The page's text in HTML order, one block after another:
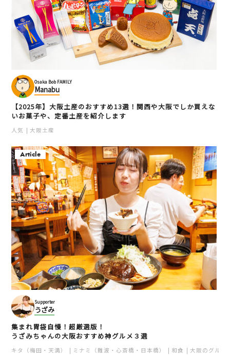
Osaka Bob FAMILY
Manabu
【2025年】大阪土産のおすすめ13選！関西や大阪でしか買えな
いお菓子や、定番土産を紹介します
人気 大阪土産
Article
Supporter
うざみ
集まれ胃袋自慢！超厳選版！
うざみちゃんの大阪おすすめ神グルメ３選
キタ（梅田・天満） ミナミ（難波・心斎橋・日本橋） 和食 大阪のグルメ